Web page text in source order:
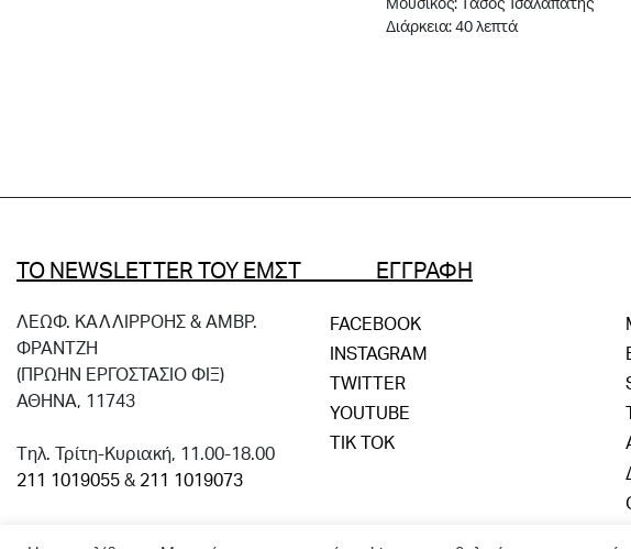
Διάρκεια: 40 λεπτά
ΤΟ NEWSLETTER ΤΟΥ ΕΜΣΤ ΕΓΓΡΑΦΗ
ΛΕΩΦ. ΚΑΛΛΙΡΡΟΗΣ & ΑΜΒΡ.
ΦΡΑΝΤΖΗ
(ΠΡΩΗΝ ΕΡΓΟΣΤΑΣΙΟ ΦΙΞ)
ΑΘΗΝΑ, 11743
Tηλ. Τρίτη-Κυριακή, 11.00-18.00
211 1019055& 211 1019073
FACEBOOK
INSTAGRAM
TWITTER
YOUTUBE
TIK TOK